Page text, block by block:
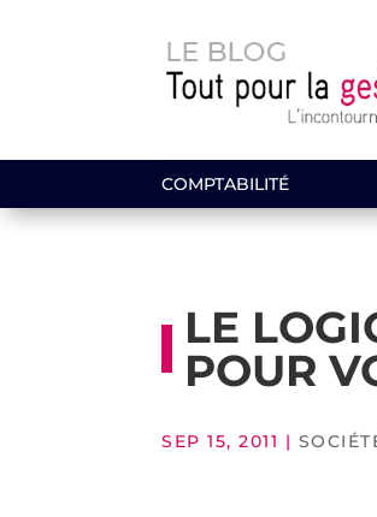
COMPTABILITÉ
LE
POUR
SEP 15, 2011 |